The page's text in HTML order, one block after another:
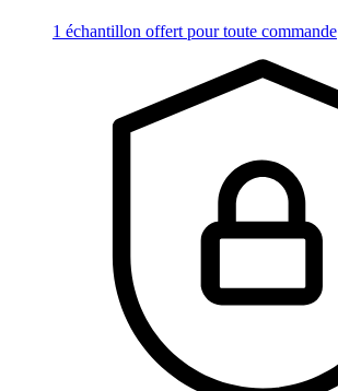
1 échantillon offert pour toute commande